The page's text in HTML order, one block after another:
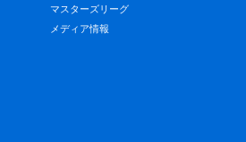
マスターズリーグ
メディア情報